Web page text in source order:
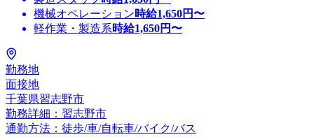
機械オペレーション時給1,650円〜
軽作業・製造系時給1,650円〜
勤務地
面接地
千葉県習志野市
勤務詳細：習志野市
通勤方法：徒歩/車/自転車/バイク/バス